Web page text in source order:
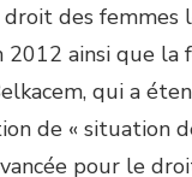
des femmes
ainsi que
qui a
de « situation
pour le